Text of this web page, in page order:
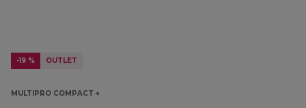
-19 % OUTLET
MULTIPRO COMPACT +